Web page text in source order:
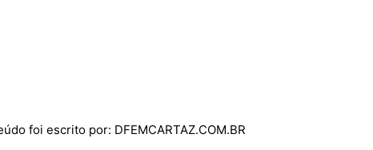
foi escrito por: DFEMCARTAZ.COM.BR